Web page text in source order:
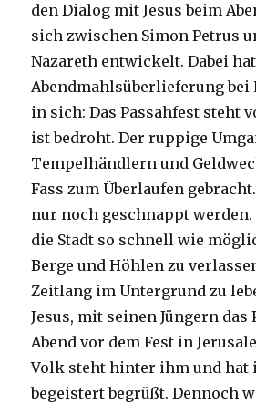
den Dialog mit Jesus beim
sich zwischen Simon Petrus
Nazareth entwickelt. Dabei
Abendmahlsüberlieferung bei
in sich: Das Passahfest steht
ist bedroht. Der ruppige
Tempelhändlern und
Fass zum Überlaufen
nur noch geschnappt
die Stadt so schnell wie
Berge und Höhlen zu
Zeitlang im Untergrund zu
Jesus, mit seinen Jüngern das
Abend vor dem Fest in
Volk steht hinter ihm und hat
begeistert begrüßt. Dennoch